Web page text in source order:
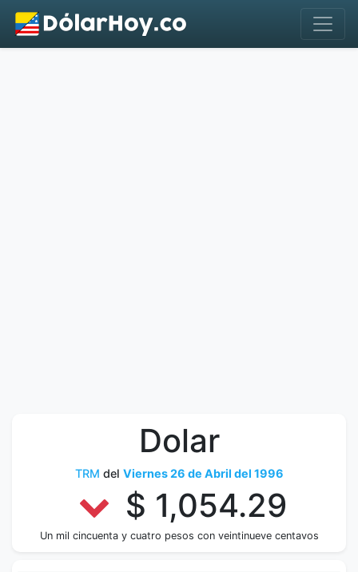
Dolar
TRM del Viernes 26 de Abril del 1996
$ 1,054.29
Un mil cincuenta y cuatro pesos con veintinueve centavos